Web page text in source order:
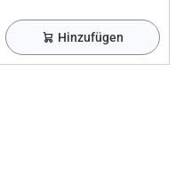
Hinzufügen